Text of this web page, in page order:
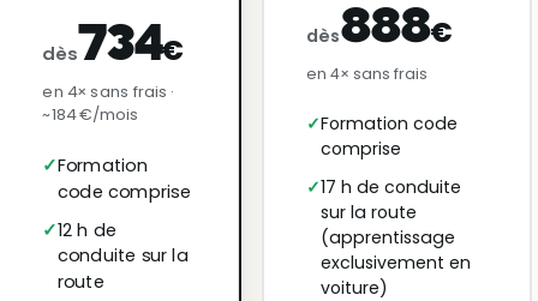
dès734€
en 4× sans frais ·
~184 €/mois
Formation
code comprise
12 h de
conduite sur la
route
dès888€
en 4× sans frais
Formation code
comprise
17 h de conduite
sur la route
(apprentissage
exclusivement en
voiture)